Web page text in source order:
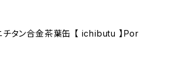
チタン合金茶葉缶 【 ichibutu 】Por